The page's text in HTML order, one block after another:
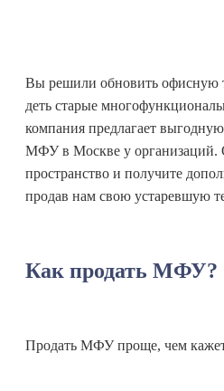
Вы решили обновить офисную
деть старые
компания предлагает
МФУ в Москве у организаций.
пространство и получите
продав нам свою устаревшую
Как продать МФУ?
Продать МФУ проще, чем